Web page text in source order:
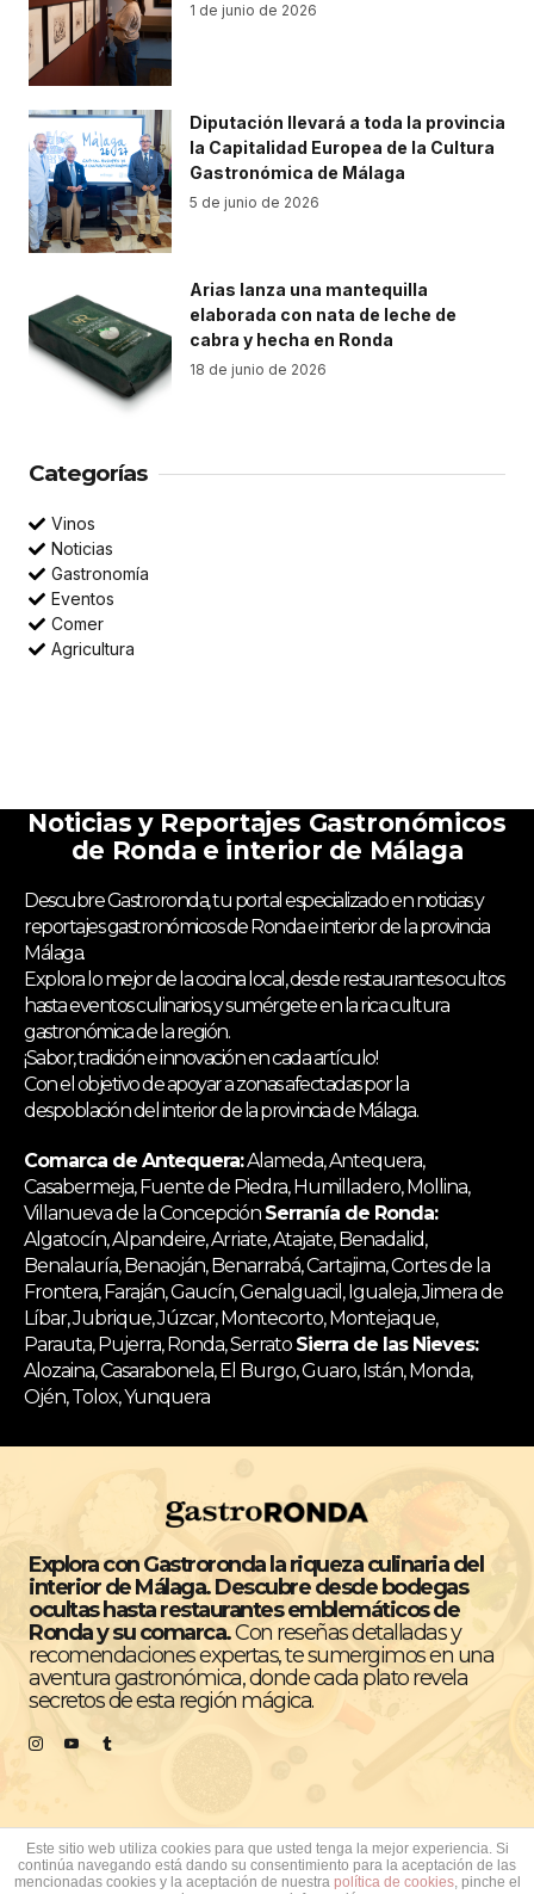
1 de junio de 2026
Diputación llevará a toda la provincia
la Capitalidad Europea de la Cultura
Gastronómica de Málaga
5 de junio de 2026
Arias lanza una mantequilla
elaborada con nata de leche de
cabra y hecha en Ronda
18 de junio de 2026
Categorías
Vinos
Noticias
Gastronomía
Eventos
Comer
Agricultura
Noticias y Reportajes Gastronómicos
de Ronda e interior de Málaga
Descubre Gastroronda, tu portal especializado en noticias y
reportajes gastronómicos de Ronda e interior de la provincia
Málaga.
Explora lo mejor de la cocina local, desde restaurantes ocultos
hasta eventos culinarios, y sumérgete en la rica cultura
gastronómica de la región.
¡Sabor, tradición e innovación en cada artículo!
Con el objetivo de apoyar a zonas afectadas por la
despoblación del interior de la provincia de Málaga.
Comarca de Antequera:Alameda, Antequera,
Casabermeja, Fuente de Piedra, Humilladero, Mollina,
Villanueva de la Concepción Serranía de Ronda:
Algatocín, Alpandeire, Arriate, Atajate, Benadalid,
Benalauría, Benaoján, Benarrabá, Cartajima, Cortes de la
Frontera, Faraján, Gaucín, Genalguacil, Igualeja, Jimera de
Líbar, Jubrique, Júzcar, Montecorto, Montejaque,
Parauta, Pujerra, Ronda, Serrato Sierra de las Nieves:
Alozaina, Casarabonela, El Burgo, Guaro, Istán, Monda,
Ojén, Tolox, Yunquera
Explora con Gastroronda la riqueza culinaria del
interior de Málaga. Descubre desde bodegas
ocultas hasta restaurantes emblemáticos de
Ronda y su comarca.Con reseñas detalladas y
recomendaciones expertas, te sumergimos en una
aventura gastronómica, donde cada plato revela
secretos de esta región mágica.
Todos los derechos reservados © GastroRonda
Este sitio web utiliza cookies para que usted tenga la mejor experiencia. Si
continúa navegando está dando su consentimiento para la aceptación de las
mencionadas cookies y la aceptación de nuestra política de cookies, pinche el